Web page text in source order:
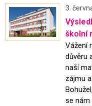
3.
školní
Vážení
důvěru
naší
zájmu
se nám